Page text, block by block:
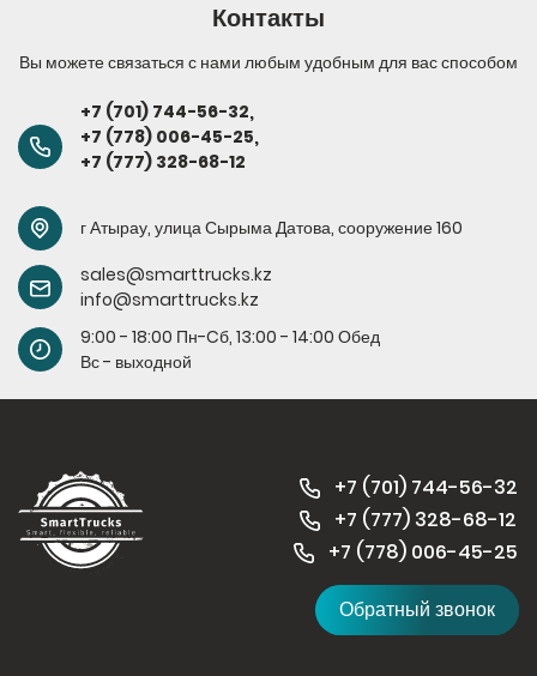
Контакты
Вы можете связаться с нами любым удобным для вас способом
+7 (701) 744-56-32,
+7 (778) 006-45-25,
+7 (777) 328-68-12
г Атырау, улица Сырыма Датова, сооружение 160
sales@smarttrucks.kz
info@smarttrucks.kz
9:00 - 18:00 Пн-Cб, 13:00 - 14:00 Обед
Вс - выходной
+7 (701) 744-56-32
+7 (777) 328-68-12
+7 (778) 006-45-25
Обратный звонок